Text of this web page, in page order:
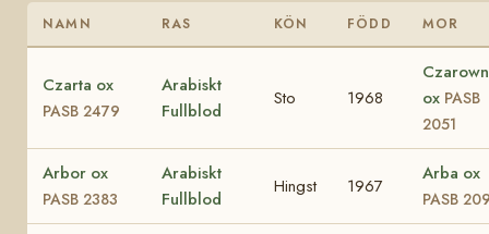
NAMN RAS KÖN FÖDD MOR
Czarta ox
PASB 2479
Arabiskt
Fullblod
Sto 1968
ox PASB
2051
Arbor ox
PASB 2383
Arabiskt
Fullblod
Hingst 1967
Arba ox
PASB